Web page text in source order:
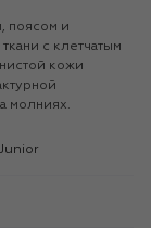
поясом и
с клетчатым
кожи
молниях.